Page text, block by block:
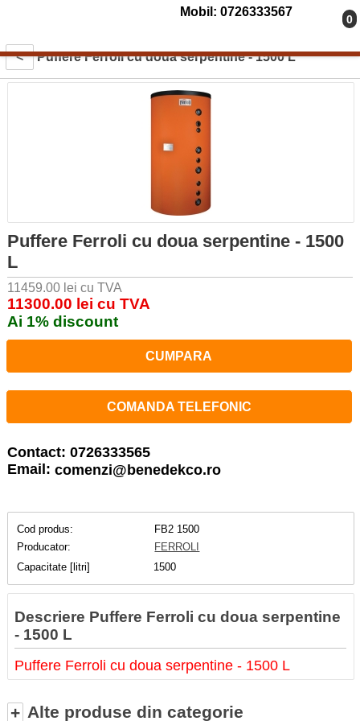
Mobil: 0726333567
0
< Puffere Ferroli cu doua serpentine - 1500 L
Puffere Ferroli cu doua serpentine - 1500
L
11459.00 lei cu TVA
11300.00 lei cu TVA
Ai 1% discount
CUMPARA
COMANDA TELEFONIC
Contact: 0726333565
Email: comenzi@benedekco.ro
Cod produs:
FB2 1500
Producator:
FERROLI
Capacitate [litri]
1500
Descriere Puffere Ferroli cu doua serpentine
- 1500 L
Puffere Ferroli cu doua serpentine - 1500 L
+ Alte produse din categorie